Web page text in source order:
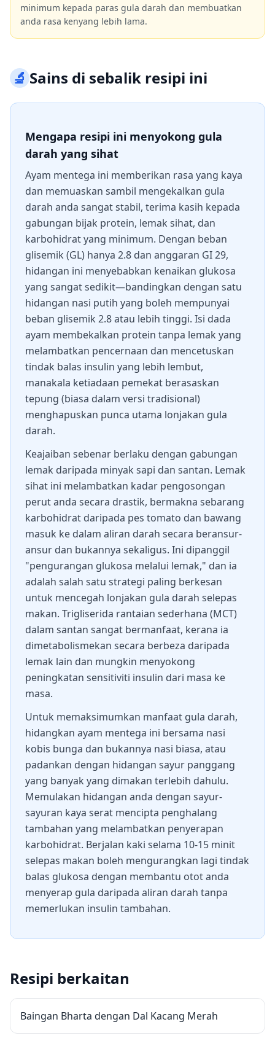
minimum kepada paras gula darah dan membuatkan
anda rasa kenyang lebih lama.
🔬Sains di sebalik resipi ini
Mengapa resipi ini menyokong gula
darah yang sihat
Ayam mentega ini memberikan rasa yang kaya
dan memuaskan sambil mengekalkan gula
darah anda sangat stabil, terima kasih kepada
gabungan bijak protein, lemak sihat, dan
karbohidrat yang minimum. Dengan beban
glisemik (GL) hanya 2.8 dan anggaran GI 29,
hidangan ini menyebabkan kenaikan glukosa
yang sangat sedikit—bandingkan dengan satu
hidangan nasi putih yang boleh mempunyai
beban glisemik 2.8 atau lebih tinggi. Isi dada
ayam membekalkan protein tanpa lemak yang
melambatkan pencernaan dan mencetuskan
tindak balas insulin yang lebih lembut,
manakala ketiadaan pemekat berasaskan
tepung (biasa dalam versi tradisional)
menghapuskan punca utama lonjakan gula
darah.
Keajaiban sebenar berlaku dengan gabungan
lemak daripada minyak sapi dan santan. Lemak
sihat ini melambatkan kadar pengosongan
perut anda secara drastik, bermakna sebarang
karbohidrat daripada pes tomato dan bawang
masuk ke dalam aliran darah secara beransur-
ansur dan bukannya sekaligus. Ini dipanggil
"pengurangan glukosa melalui lemak," dan ia
adalah salah satu strategi paling berkesan
untuk mencegah lonjakan gula darah selepas
makan. Trigliserida rantaian sederhana (MCT)
dalam santan sangat bermanfaat, kerana ia
dimetabolismekan secara berbeza daripada
lemak lain dan mungkin menyokong
peningkatan sensitiviti insulin dari masa ke
masa.
Untuk memaksimumkan manfaat gula darah,
hidangkan ayam mentega ini bersama nasi
kobis bunga dan bukannya nasi biasa, atau
padankan dengan hidangan sayur panggang
yang banyak yang dimakan terlebih dahulu.
Memulakan hidangan anda dengan sayur-
sayuran kaya serat mencipta penghalang
tambahan yang melambatkan penyerapan
karbohidrat. Berjalan kaki selama 10-15 minit
selepas makan boleh mengurangkan lagi tindak
balas glukosa dengan membantu otot anda
menyerap gula daripada aliran darah tanpa
memerlukan insulin tambahan.
Resipi berkaitan
Baingan Bharta dengan Dal Kacang Merah